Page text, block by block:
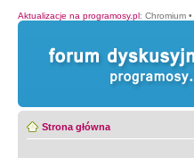
Aktualizacje na programosy.pl: Chromium •
Strona główna